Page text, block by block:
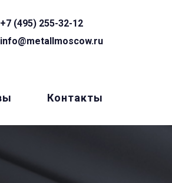
+7 (495) 255-32-12
info@metallmoscow.ru
Контакты